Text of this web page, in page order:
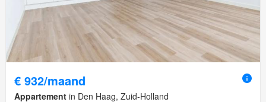
€ 932/maand
Appartement in Den Haag, Zuid-Holland